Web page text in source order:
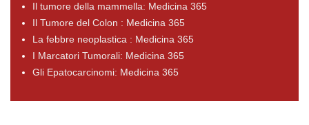
Il tumore della mammella: Medicina 365
Il Tumore del Colon : Medicina 365
La febbre neoplastica : Medicina 365
I Marcatori Tumorali: Medicina 365
Gli Epatocarcinomi: Medicina 365